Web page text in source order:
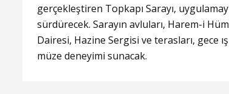
gerçekleştiren Topkapı Sarayı,
sürdürecek. Sarayın avluları, Harem-i
Dairesi, Hazine Sergisi ve terasları, gece
müze deneyimi sunacak.